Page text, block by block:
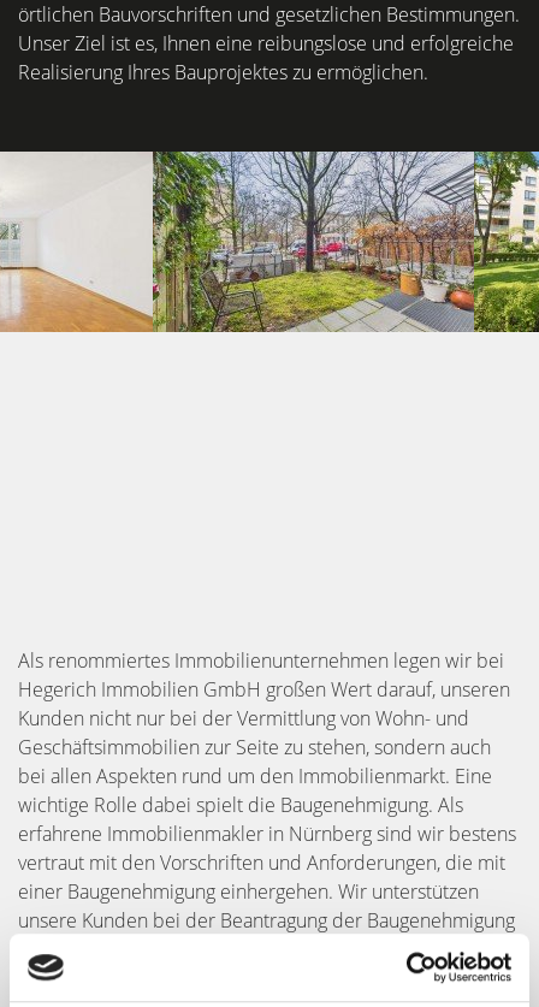
örtlichen Bauvorschriften und gesetzlichen Bestimmungen.
Unser Ziel ist es, Ihnen eine reibungslose und erfolgreiche
Realisierung Ihres Bauprojektes zu ermöglichen.
Als renommiertes Immobilienunternehmen legen wir bei
Hegerich Immobilien GmbH großen Wert darauf, unseren
Kunden nicht nur bei der Vermittlung von Wohn- und
Geschäftsimmobilien zur Seite zu stehen, sondern auch
bei allen Aspekten rund um den Immobilienmarkt. Eine
wichtige Rolle dabei spielt die Baugenehmigung. Als
erfahrene Immobilienmakler in Nürnberg sind wir bestens
vertraut mit den Vorschriften und Anforderungen, die mit
einer Baugenehmigung einhergehen. Wir unterstützen
unsere Kunden bei der Beantragung der Baugenehmigung
und begleiten sie durch den gesamten Prozess, um
sicherzustellen, dass ihr Bauvorhaben den örtlichen